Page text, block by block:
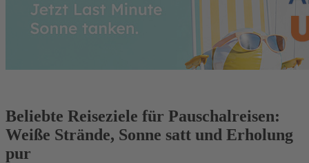
Beliebte Reiseziele für Pauschalreisen:
Weiße Strände, Sonne satt und Erholung
pur